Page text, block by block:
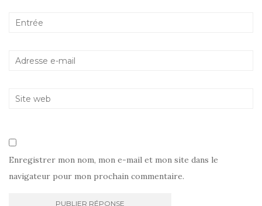
Enregistrer mon nom, mon e-mail et mon site dans le
navigateur pour mon prochain commentaire.